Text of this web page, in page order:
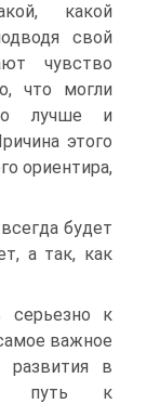
какой
свой
чувство
что могли
лучше и
этого
ориентира,
будет
а так, как
серьезно к
важное
развития в
путь к